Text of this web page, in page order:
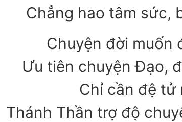
Chẳng hao tâm sức,
Chuyện đời muốn
Ưu tiên chuyện Đạo,
Chỉ cần đệ tử
Thánh Thần trợ độ